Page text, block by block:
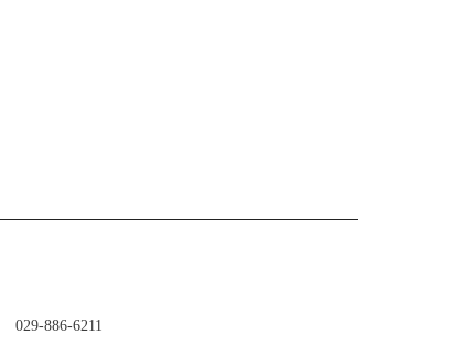
029-886-6211